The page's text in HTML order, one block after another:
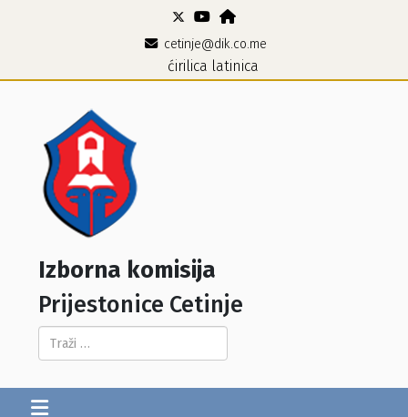
cetinje@dik.co.me
ćirilica latinica
Izborna komisija
Prijestonice Cetinje
Pretraga...